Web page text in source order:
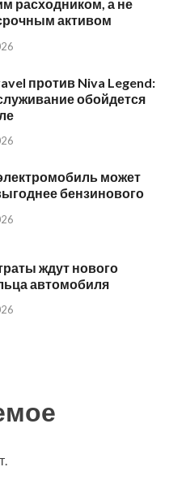
расходником, а не
активом
против Niva Legend:
обойдется
может
бензинового
ждут нового
автомобиля